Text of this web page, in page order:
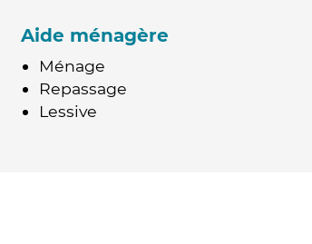
Aide ménagère
Ménage
Repassage
Lessive